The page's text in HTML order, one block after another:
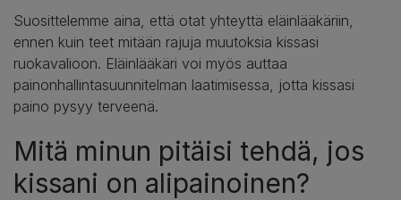
Suosittelemme aina, että otat yhteyttä eläinlääkäriin,
ennen kuin teet mitään rajuja muutoksia kissasi
ruokavalioon. Eläinlääkäri voi myös auttaa
painonhallintasuunnitelman laatimisessa, jotta kissasi
paino pysyy terveenä.
Mitä minun pitäisi tehdä, jos
kissani on alipainoinen?